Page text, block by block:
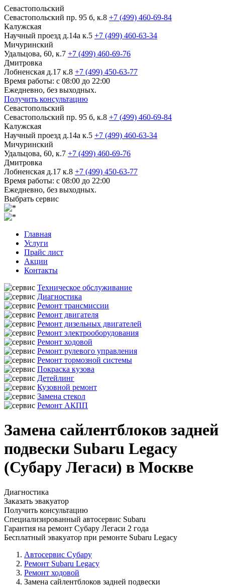
Севастопольский
Севастопольский пр. 95 б, к.8 +7 (499) 460-69-84
Калужская
Научный проезд д.14а к.5 +7 (499) 460-63-34
Мичуринский
Удальцова, 60, к.7 +7 (499) 460-69-76
Дмитровка
Лобненская д.17 к.8 +7 (499) 450-63-77
Время работы: с 08:00 до 22:00
Ежедневно, без выходных.
Получить консультацию
Севастопольский
Севастопольский пр. 95 б, к.8 +7 (499) 460-69-84
Калужская
Научный проезд д.14а к.5 +7 (499) 460-63-34
Мичуринский
Удальцова, 60, к.7 +7 (499) 460-69-76
Дмитровка
Лобненская д.17 к.8 +7 (499) 450-63-77
Время работы: с 08:00 до 22:00
Ежедневно, без выходных.
Выбрать сервис
Главная
Услуги
Прайс лист
Акции
Контакты
Техническое обслуживание
Диагностика
Ремонт трансмиссии
Ремонт двигателя
Ремонт дизельных двигателей
Ремонт электрооборудования
Ремонт ходовой
Ремонт рулевого управления
Ремонт тормозной системы
Покраска кузова
Детейлинг
Кузовной ремонт
Замена стекол
Ремонт АКПП
Замена сайлентблоков задней
подвески Subaru Legacy
(Субару Легаси) в Москве
Диагностика
Заказать эвакуатор
Получить консультацию
Специализированный автосервис Subaru
Гарантия на ремонт Субару Легаси 2 года
Бесплатный эвакуатор при ремонте Subaru Legacy
Автосервис Субару
Ремонт Subaru Legacy
Ремонт ходовой
Замена сайлентблоков задней подвески